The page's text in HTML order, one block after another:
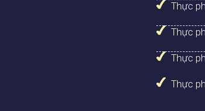
Thực
Thực
Thực
Thực